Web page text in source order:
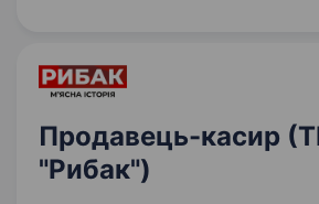
Продавець-касир
"Рибак")